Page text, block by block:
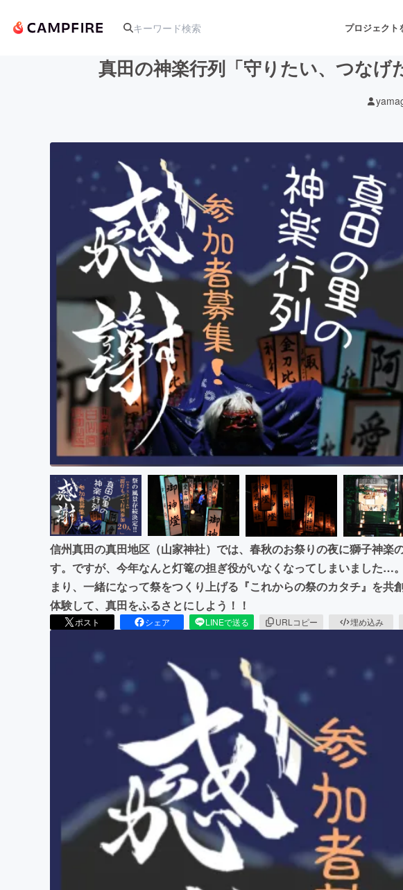
プロジェクト
アート・写真 音楽
テクノロジー・ガジェット ゲーム・サービス
映像・映画 書籍・雑誌出版
ビジネス・起業 チャレンジ
まちづくり・地域活性化
真田の神楽行列「守りたい、つなげ
信州真田の真田地区（山家神社）では、春秋のお祭りの夜に獅子神楽
す。ですが、今年なんと灯篭の担ぎ役がいなくなってしまいました…
まり、一緒になって祭をつくり上げる『これからの祭のカタチ』を共
体験して、真田をふるさとにしよう！！
ポスト シェア LINEで送る URLコピー 埋め込み